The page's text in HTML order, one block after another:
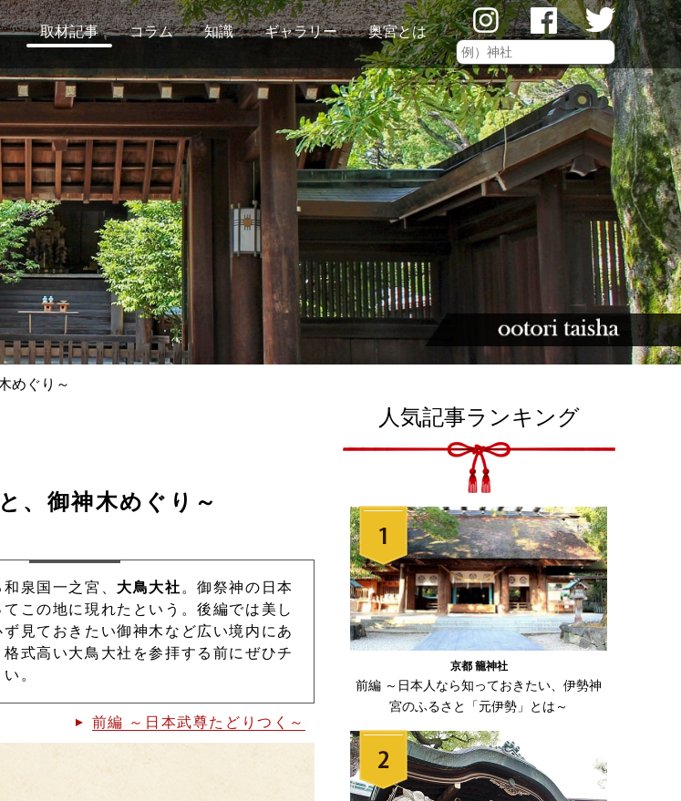
取材記事 コラム 知識 ギャラリー 奥宮とは
めぐり～
、御神木めぐり～
泉国一之宮、 大鳥大社 。御祭神の日本
この地に現れたという。後編では美し
見ておきたい御神木など広い境内にあ
式高い大鳥大社を参拝する前にぜひチ
。
前編 ～日本武尊たどりつく～
人気記事ランキング
京都 籠神社
前編 ～日本人なら知っておきたい、伊勢神
宮のふるさと「元伊勢」とは～